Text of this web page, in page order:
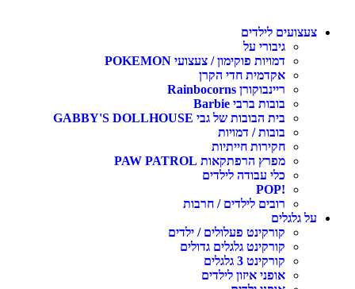
צעצועים לילדים
גיבורי על
דמויות פוקימון / צעצועי POKEMON
אקדמית חדי הקרן
ריינבוקורן Rainbocorns
בובות ברבי Barbie
בית הבובות של גבי GABBY'S DOLLHOUSE
בובות / דמויות
חקירות חייתיות
מפרץ הרפתקאות PAW PATROL
כלי עבודה לילדים
!POP
רובים לילדים / חרבות
על גלגלים
קורקינט פעלולים / ילדים
קורקינט גלגלים גדולים
קורקינט 3 גלגלים
אופני איזון לילדים